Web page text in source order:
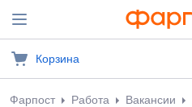
Корзина
Фарпост Работа Вакансии